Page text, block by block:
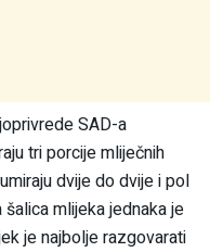
SAD-a
tri porcije mliječnih
dvije do dvije i pol
mlijeka jednaka je
je najbolje razgovarati